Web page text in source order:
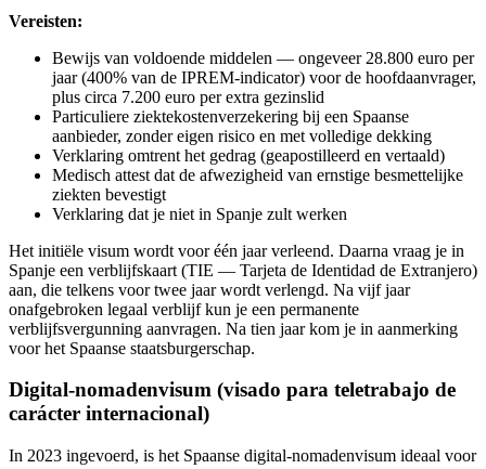
Vereisten:
Bewijs van voldoende middelen — ongeveer 28.800 euro per
jaar (400% van de IPREM-indicator) voor de hoofdaanvrager,
plus circa 7.200 euro per extra gezinslid
Particuliere ziektekostenverzekering bij een Spaanse
aanbieder, zonder eigen risico en met volledige dekking
Verklaring omtrent het gedrag (geapostilleerd en vertaald)
Medisch attest dat de afwezigheid van ernstige besmettelijke
ziekten bevestigt
Verklaring dat je niet in Spanje zult werken
Het initiële visum wordt voor één jaar verleend. Daarna vraag je in
Spanje een verblijfskaart (TIE — Tarjeta de Identidad de Extranjero)
aan, die telkens voor twee jaar wordt verlengd. Na vijf jaar
onafgebroken legaal verblijf kun je een permanente
verblijfsvergunning aanvragen. Na tien jaar kom je in aanmerking
voor het Spaanse staatsburgerschap.
Digital-nomadenvisum (visado para teletrabajo de
carácter internacional)
In 2023 ingevoerd, is het Spaanse digital-nomadenvisum ideaal voor